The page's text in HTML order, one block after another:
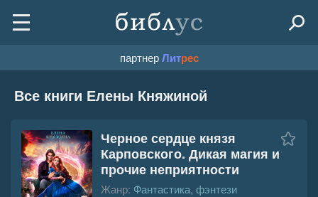
партнерЛитрес
Все книги Елены Княжиной
Черное сердце князя
Карповского. Дикая магия и
прочие неприятности
Жанр: Фантастика, фэнтези